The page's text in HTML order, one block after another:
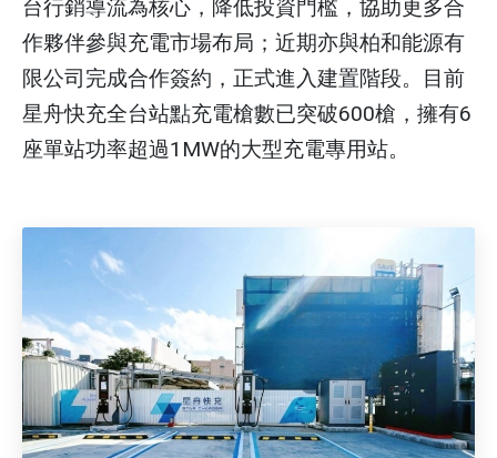
台行銷導流為核心，降低投資門檻，協助更多合
作夥伴參與充電市場布局；近期亦與柏和能源有
限公司完成合作簽約，正式進入建置階段。目前
星舟快充全台站點充電槍數已突破600槍，擁有6
座單站功率超過1MW的大型充電專用站。